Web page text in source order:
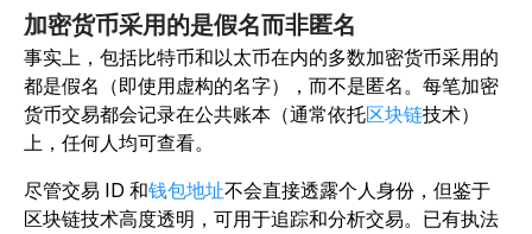
加密货币采用的是假名而非匿名
事实上，包括比特币和以太币在内的多数加密货币采用的
都是假名（即使用虚构的名字），而不是匿名。每笔加密
货币交易都会记录在公共账本（通常依托区块链技术）
上，任何人均可查看。
尽管交易 ID 和钱包地址不会直接透露个人身份，但鉴于
区块链技术高度透明，可用于追踪和分析交易。已有执法